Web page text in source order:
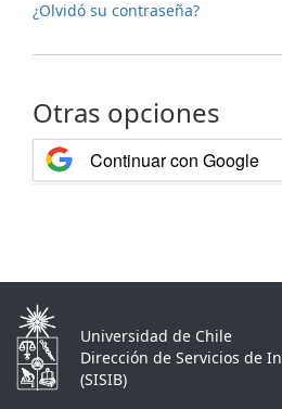
¿Olvidó su contraseña?
Otras opciones
Continuar con Google
Universidad de Chile
Dirección de Servicios de
(SISIB)